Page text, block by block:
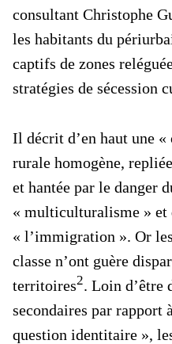
consultant Christophe
les habitants du
captifs de zones
stratégies de sécession
Il décrit d’en haut une «
rurale homogène,
et hantée par le danger
« multiculturalisme » et
« l’immigration ». Or
classe n’ont guère
territoires2. Loin d’être
secondaires par rapport
question identitaire »,